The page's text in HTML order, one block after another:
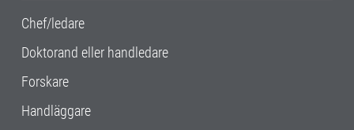
Chef/ledare
Doktorand eller handledare
Forskare
Handläggare